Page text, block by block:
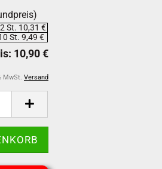
St. 10,31 €
St. 9,49 €
MwSt. Versand